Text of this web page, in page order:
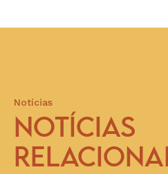
Notícias
NOTÍCIAS